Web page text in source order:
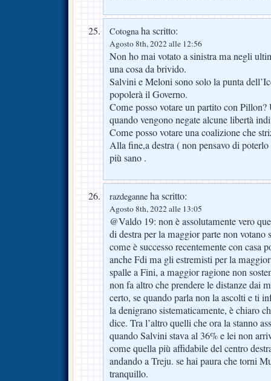
Cotognaha scritto:
Agosto 8th, 2022 alle 12:56
Non ho mai votato a sinistra ma negli
una cosa da brivido.
Salvini e Meloni sono solo la punta
popolerà il Governo.
Come posso votare un partito con Pillon?
quando vengono negate alcune libertà
Come posso votare una coalizione che
Alla fine,a destra ( non pensavo di
più sano .
razdeganne ha scritto:
Agosto 8th, 2022 alle 13:05
@Valdo 19: non è assolutamente vero
di destra per la maggior parte non votano
come è successo recentemente con casa
anche Fdi ma gli estremisti per la
spalle a Fini, a maggior ragione non
non fa altro che prendere le distanze dai
certo, se quando parla non la ascolti e ti
la denigrano sistematicamente, è chiaro
dice. Tra l’altro quelli che ora la stanno
quando Salvini stava al 36% e lei non
come quella più affidabile del centro
andando a Treju. se hai paura che torni
tranquillo.